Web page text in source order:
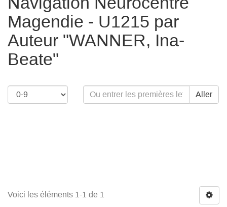
Magendie - U1215 par
Auteur "WANNER, Ina-
Beate"
Aller
Voici les éléments 1-1 de 1